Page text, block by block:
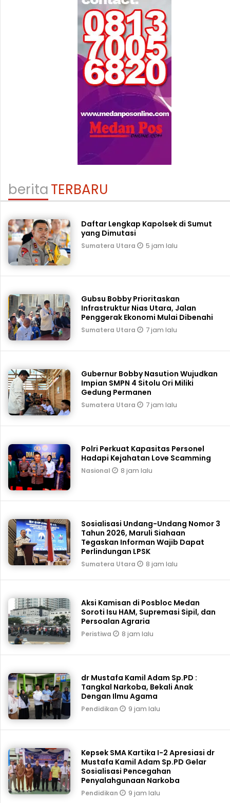
beritaTERBARU
Daftar Lengkap Kapolsek di Sumut
yang Dimutasi
Sumatera Utara 5 jam lalu
Gubsu Bobby Prioritaskan
Infrastruktur Nias Utara, Jalan
Penggerak Ekonomi Mulai Dibenahi
Sumatera Utara 7 jam lalu
Gubernur Bobby Nasution Wujudkan
Impian SMPN 4 Sitolu Ori Miliki
Gedung Permanen
Sumatera Utara 7 jam lalu
Polri Perkuat Kapasitas Personel
Hadapi Kejahatan Love Scamming
Nasional 8 jam lalu
Sosialisasi Undang-Undang Nomor 3
Tahun 2026, Maruli Siahaan
Tegaskan Informan Wajib Dapat
Perlindungan LPSK
Sumatera Utara 8 jam lalu
Aksi Kamisan di Posbloc Medan
Soroti Isu HAM, Supremasi Sipil, dan
Persoalan Agraria
Peristiwa 8 jam lalu
dr Mustafa Kamil Adam Sp.PD :
Tangkal Narkoba, Bekali Anak
Dengan Ilmu Agama
Pendidikan 9 jam lalu
Kepsek SMA Kartika I-2 Apresiasi dr
Mustafa Kamil Adam Sp.PD Gelar
Sosialisasi Pencegahan
Penyalahgunaan Narkoba
Pendidikan 9 jam lalu